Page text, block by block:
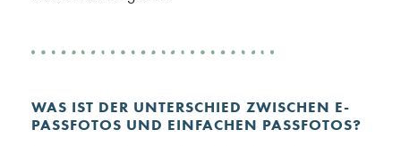
WAS IST DER UNTERSCHIED ZWISCHEN E-
PASSFOTOS UND EINFACHEN PASSFOTOS?